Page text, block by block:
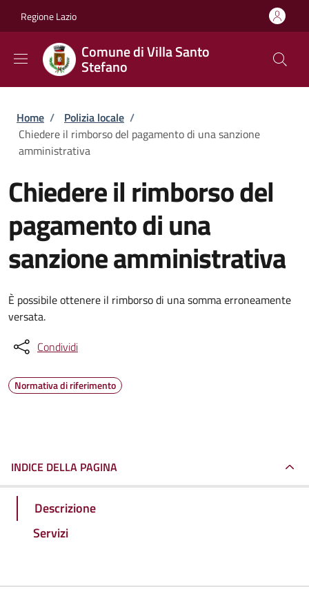
Regione Lazio
Comune di Villa Santo
Stefano
Briciole di pane
Home / Polizia locale /
Chiedere il rimborso del pagamento di una sanzione
amministrativa
Chiedere il rimborso del
pagamento di una
sanzione amministrativa
È possibile ottenere il rimborso di una somma erroneamente
versata.
Condividi
Normativa di riferimento
INDICE DELLA PAGINA
Descrizione
Servizi